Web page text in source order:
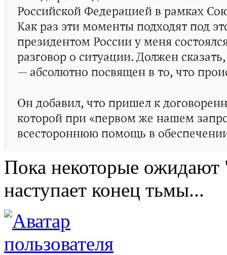
Пока некоторые ожидают
наступает конец тьмы...